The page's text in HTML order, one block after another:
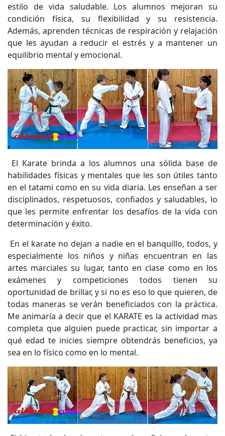
estilo de vida saludable. Los alumnos mejoran su
condición física, su flexibilidad y su resistencia.
Además, aprenden técnicas de respiración y relajación
que les ayudan a reducir el estrés y a mantener un
equilibrio mental y emocional.
El Karate brinda a los alumnos una sólida base de
habilidades físicas y mentales que les son útiles tanto
en el tatami como en su vida diaria. Les enseñan a ser
disciplinados, respetuosos, confiados y saludables, lo
que les permite enfrentar los desafíos de la vida con
determinación y éxito.
En el karate no dejan a nadie en el banquillo, todos, y
especialmente los niños y niñas encuentran en las
artes marciales su lugar, tanto en clase como en los
exámenes y competiciones todos tienen su
oportunidad de brillar, y si no es eso lo que quieren, de
todas maneras se verán beneficiados con la práctica.
Me animaría a decir que el KARATE es la actividad mas
completa que alguien puede practicar, sin importar a
qué edad te inicies siempre obtendrás beneficios, ya
sea en lo físico como en lo mental.